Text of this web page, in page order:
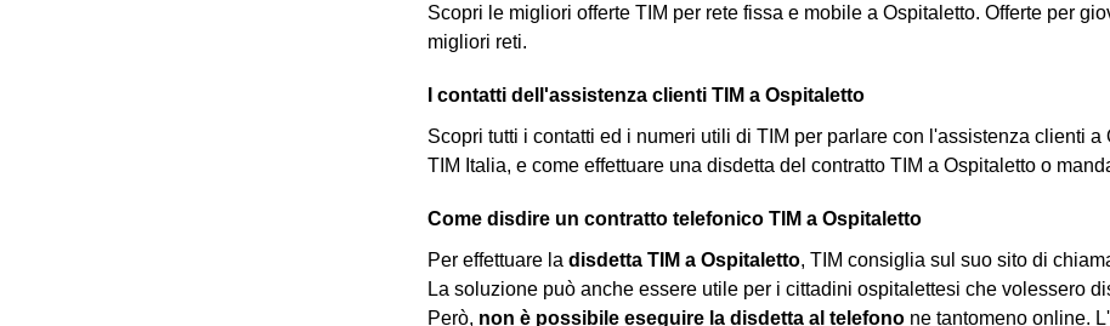
Scopri le migliori offerte TIM per rete fissa e mobile a Ospitaletto. Offerte per
migliori reti.
I contatti dell'assistenza clienti TIM a Ospitaletto
Scopri tutti i contatti ed i numeri utili di TIM per parlare con l'assistenza clienti
TIM Italia, e come effettuare una disdetta del contratto TIM a Ospitaletto o
Come disdire un contratto telefonico TIM a Ospitaletto
Per effettuare la disdetta TIM a Ospitaletto, TIM consiglia sul suo sito di
La soluzione può anche essere utile per i cittadini ospitalettesi che volessero
Però, non è possibile eseguire la disdetta al telefono ne tantomeno online.